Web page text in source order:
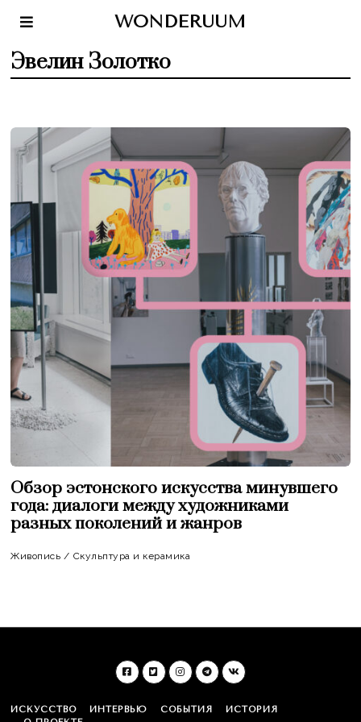
WONDERUUM
Эвелин Золотко
Обзор эстонского искусства минувшего
года: диалоги между художниками
разных поколений и жанров
Живопись / Скульптура и керамика
ИСКУССТВО ИНТЕРВЬЮ СОБЫТИЯ
ИСТОРИЯ